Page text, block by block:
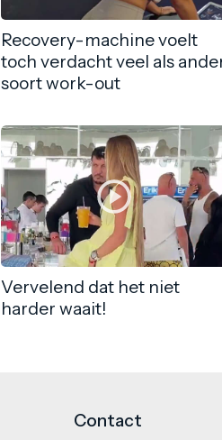
Recovery-machine voelt
toch verdacht veel als
soort work-out
Vervelend dat het niet
harder waait!
Contact